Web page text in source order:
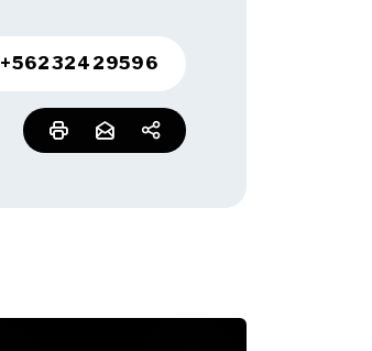
+56232429596